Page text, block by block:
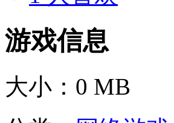
游戏信息
大小： 0 MB